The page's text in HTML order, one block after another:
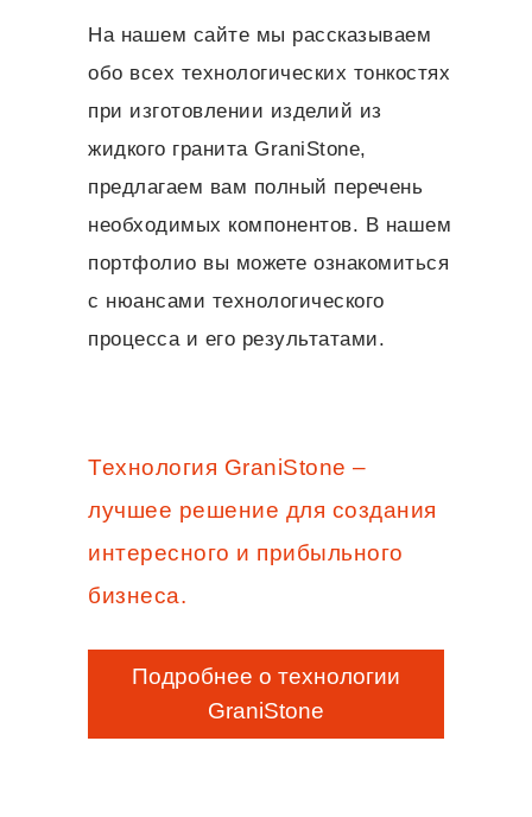
На нашем сайте мы рассказываем
обо всех технологических тонкостях
при изготовлении изделий из
жидкого гранита GraniStone,
предлагаем вам полный перечень
необходимых компонентов. В нашем
портфолио вы можете ознакомиться
с нюансами технологического
процесса и его результатами.
Технология GraniStone –
лучшее решение для создания
интересного и прибыльного
бизнеса.
Подробнее о технологии
GraniStone